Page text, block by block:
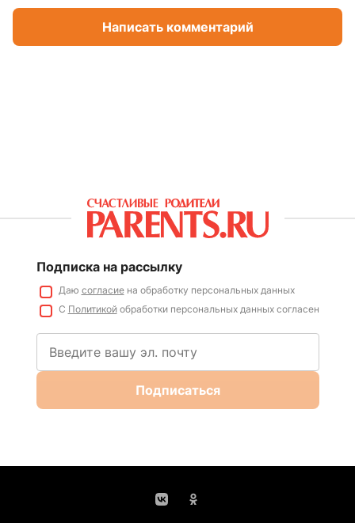
Написать комментарий
Подписка на рассылку
Даю согласиена обработку персональных данных
С Политикойобработки персональных данных согласен
Подписаться